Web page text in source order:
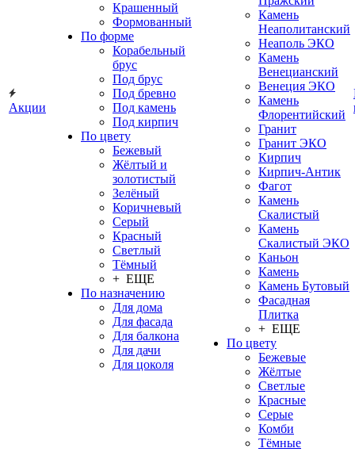
Акции
Крашенный
Формованный
По форме
Корабельный
брус
Под брус
Под бревно
Под камень
Под кирпич
По цвету
Бежевый
Жёлтый и
золотистый
Зелёный
Коричневый
Серый
Красный
Светлый
Тёмный
+ ЕЩЕ
По назначению
Для дома
Для фасада
Для балкона
Для дачи
Для цоколя
Камень
Неаполитанский
Неаполь ЭКО
Камень
Венецианский
Венеция ЭКО
Камень
Флорентийский
Гранит
Гранит ЭКО
Кирпич
Кирпич-Антик
Фагот
Камень
Скалистый
Камень
Скалистый ЭКО
Каньон
Камень
Камень Бутовый
Фасадная
Плитка
+ ЕЩЕ
По цвету
Бежевые
Жёлтые
Светлые
Красные
Серые
Комби
Тёмные